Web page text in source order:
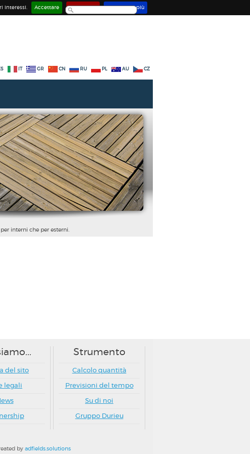
interessi. Accettare Disattivare Saperne di più
GR CN RU PL AU CZ
interni che per esterni.
del sito
legali
Strumento
Calcolo quantità
Previsioni del tempo
Su di noi
Gruppo Durieu
by adfields.solutions